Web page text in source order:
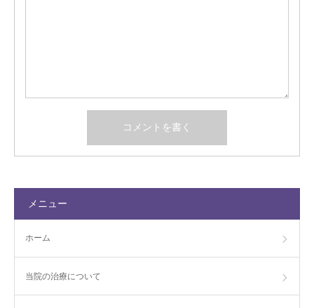
メニュー
ホーム
当院の治療について